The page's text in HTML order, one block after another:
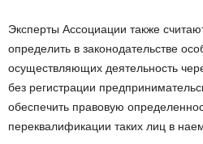
Эксперты Ассоциации также
определить в законодательстве
осуществляющих деятельность
без регистрации
обеспечить правовую
переквалификации таких лиц в